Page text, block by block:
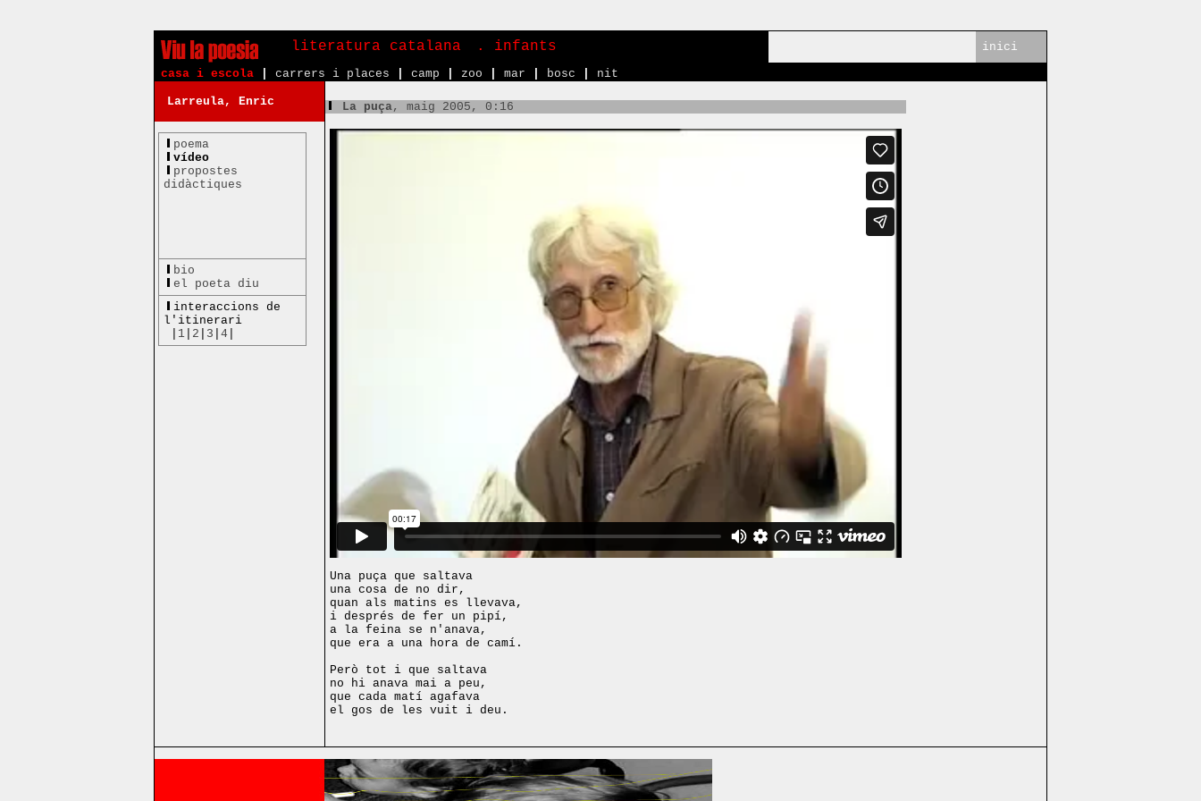
literatura catalana . infants
inici
casa i escola
carrers i places camp zoo mar bosc nit
Larreula, Enric
poema
vídeo
propostes
didàctiques
bio
el poeta diu
interaccions de
l'itinerari
1 2 3 4
La puça, maig 2005, 0:16
Una puça que saltava
una cosa de no dir,
quan als matins es llevava,
i després de fer un pipí,
a la feina se n'anava,
que era a una hora de camí.
Però tot i que saltava
no hi anava mai a peu,
que cada matí agafava
el gos de les vuit i deu.